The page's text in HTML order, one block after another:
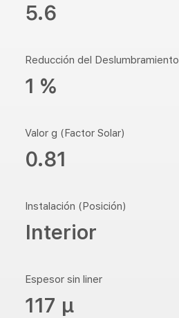
5.6
Reducción del Deslumbramiento
1 %
Valor g (Factor Solar)
0.81
Instalación (Posición)
Interior
Espesor sin liner
117 µ